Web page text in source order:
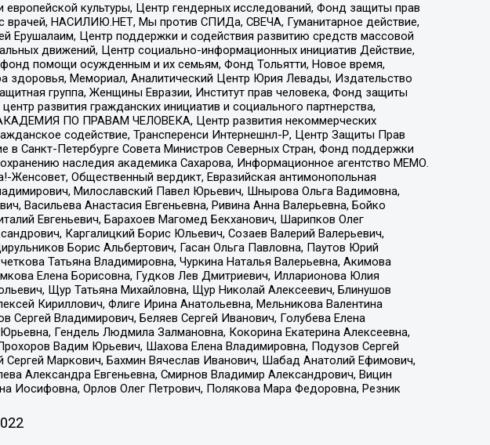
культуры, Центр гендерных исследований, Фонд защиты прав
врачей, НАСИЛИЮ.НЕТ, Мы против СПИДа, СВЕЧА, Гуманитарное действие,
Ерушалаим, Центр поддержки и содействия развитию средств массовой
движений, Центр социально-информационных инициатив Действие,
помощи осужденным и их семьям, Фонд Тольятти, Новое время,
здоровья, Мемориал, Аналитический Центр Юрия Левады, Издательство
группа, Женщины Евразии, Институт прав человека, Фонд защиты
развития гражданских инициатив и социального партнерства,
АКАДЕМИЯ ПО ПРАВАМ ЧЕЛОВЕКА, Центр развития некоммерческих
содействие, Трансперенси Интернешнл-Р, Центр Защиты Прав
Санкт-Петербурге Совета Министров Северных Стран, Фонд поддержки
наследия академика Сахарова, Информационное агентство МЕМО.
Общественный вердикт, Евразийская антимонопольная
Милославский Павел Юрьевич, Шнырова Ольга Вадимовна,
Васильева Анастасия Евгеньевна, Ривина Анна Валерьевна, Бойко
Евгеньевич, Барахоев Магомед Бекханович, Шарипков Олег
Каргалицкий Борис Юльевич, Созаев Валерий Валерьевич,
Борис Альбертович, Гасан Ольга Павловна, Паутов Юрий
Татьяна Владимировна, Чуркина Наталья Валерьевна, Акимова
Елена Борисовна, Гудков Лев Дмитриевич, Илларионова Юлия
Щур Татьяна Михайловна, Щур Николай Алексеевич, Блинушов
Кириллович, Флиге Ирина Анатольевна, Мельникова Валентина
Владимирович, Беляев Сергей Иванович, Голубева Елена
Гендель Людмила Залмановна, Кокорина Екатерина Алексеевна,
Вадим Юрьевич, Шахова Елена Владимировна, Подузов Сергей
Маркович, Бахмин Вячеслав Иванович, Шабад Анатолий Ефимович,
Александра Евгеньевна, Смирнов Владимир Александрович, Вицин
Иосифовна, Орлов Олег Петрович, Полякова Мара Федоровна, Резник